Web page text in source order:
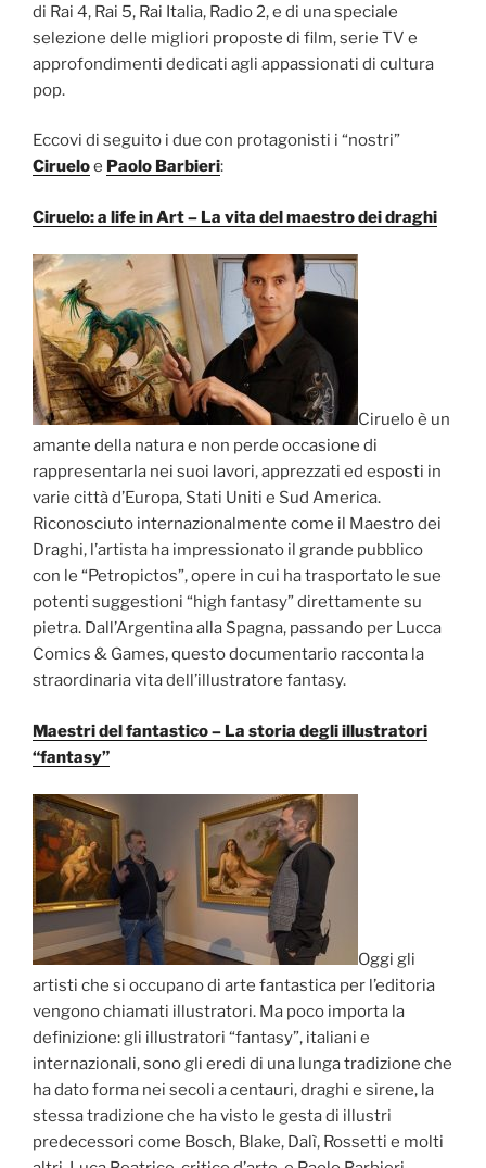
di Rai 4, Rai 5, Rai Italia, Radio 2, e di una speciale
selezione delle migliori proposte di film, serie TV e
approfondimenti dedicati agli appassionati di cultura
pop.
Eccovi di seguito i due con protagonisti i “nostri”
Cirueloe Paolo Barbieri:
Ciruelo: a life in Art – La vita del maestro dei draghi
Ciruelo è un
amante della natura e non perde occasione di
rappresentarla nei suoi lavori, apprezzati ed esposti in
varie città d’Europa, Stati Uniti e Sud America.
Riconosciuto internazionalmente come il Maestro dei
Draghi, l’artista ha impressionato il grande pubblico
con le “Petropictos”, opere in cui ha trasportato le sue
potenti suggestioni “high fantasy” direttamente su
pietra. Dall’Argentina alla Spagna, passando per Lucca
Comics & Games, questo documentario racconta la
straordinaria vita dell’illustratore fantasy.
Maestri del fantastico – La storia degli illustratori
“fantasy”
Oggi gli
artisti che si occupano di arte fantastica per l’editoria
vengono chiamati illustratori. Ma poco importa la
definizione: gli illustratori “fantasy”, italiani e
internazionali, sono gli eredi di una lunga tradizione che
ha dato forma nei secoli a centauri, draghi e sirene, la
stessa tradizione che ha visto le gesta di illustri
predecessori come Bosch, Blake, Dalì, Rossetti e molti